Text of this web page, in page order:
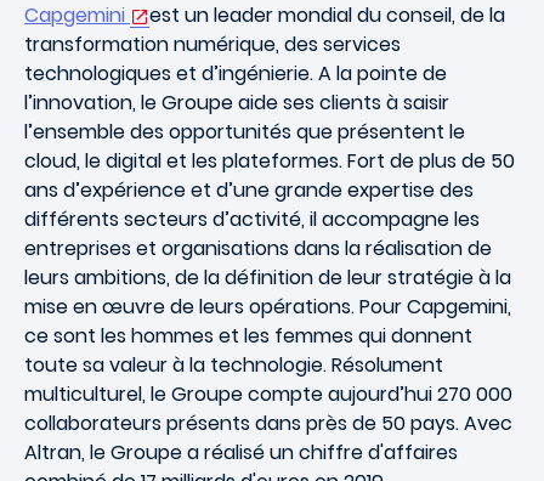
Capgemini
est un leader mondial du conseil, de la
transformation numérique, des services
technologiques et d’ingénierie. A la pointe de
l’innovation, le Groupe aide ses clients à saisir
l’ensemble des opportunités que présentent le
cloud, le digital et les plateformes. Fort de plus de 50
ans d’expérience et d’une grande expertise des
différents secteurs d’activité, il accompagne les
entreprises et organisations dans la réalisation de
leurs ambitions, de la définition de leur stratégie à la
mise en œuvre de leurs opérations. Pour Capgemini,
ce sont les hommes et les femmes qui donnent
toute sa valeur à la technologie. Résolument
multiculturel, le Groupe compte aujourd’hui 270 000
collaborateurs présents dans près de 50 pays. Avec
Altran, le Groupe a réalisé un chiffre d'affaires